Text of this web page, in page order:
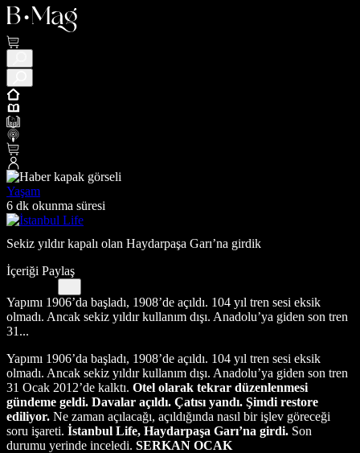
Yaşam
6 dk okunma süresi
Sekiz yıldır kapalı olan Haydarpaşa Garı’na girdik
İçeriği Paylaş
Yapımı 1906’da başladı, 1908’de açıldı. 104 yıl tren sesi eksik
olmadı. Ancak sekiz yıldır kullanım dışı. Anadolu’ya giden son tren
31...
Yapımı 1906’da başladı, 1908’de açıldı. 104 yıl tren sesi eksik
olmadı. Ancak sekiz yıldır kullanım dışı. Anadolu’ya giden son tren
31 Ocak 2012’de kalktı. Otel olarak tekrar düzenlenmesi
gündeme geldi. Davalar açıldı. Çatısı yandı. Şimdi restore
ediliyor. Ne zaman açılacağı, açıldığında nasıl bir işlev göreceği
soru işareti. İstanbul Life, Haydarpaşa Garı’na girdi. Son
durumu yerinde inceledi. SERKAN OCAK